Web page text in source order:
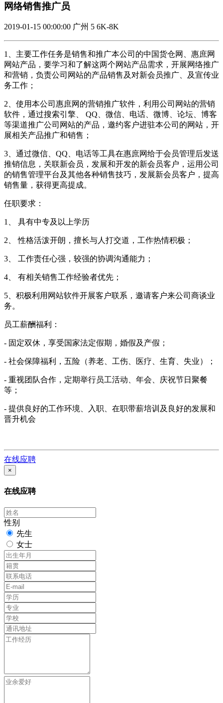
网络销售推广员
2019-01-15 00:00:00 广州 5 6K-8K
1、主要工作任务是销售和推广本公司的中国货仓网、惠庶网
网站产品，要学习和了解这两个网站产品需求，开展网络推广
和营销，负责公司网站的产品销售及对新会员推广、及宣传业
务工作；
2、使用本公司惠庶网的营销推广软件，利用公司网站的营销
软件，通过搜索引擎、 QQ、微信、电话、微博、论坛、博客
等渠道推广公司网站的产品，邀约客户进驻本公司的网站，开
展相关产品推广和销售；
3、通过微信、QQ、电话等工具在惠庶网给于会员管理后发送
推销信息，关联新会员，发展和开发的新会员客户，运用公司
的销售管理平台及其他各种销售技巧，发展新会员客户，提高
销售量，获得更高提成。
任职要求：
1、 具有中专及以上学历
2、 性格活泼开朗，擅长与人打交道，工作热情积极；
3、 工作责任心强，较强的协调沟通能力；
4、 有相关销售工作经验者优先；
5、积极利用网站软件开展客户联系，邀请客户来公司商谈业
务。
员工薪酬福利：
- 固定双休，享受国家法定假期，婚假及产假；
- 社会保障福利，五险（养老、工伤、医疗、生育、失业）；
- 重视团队合作，定期举行员工活动、年会、庆祝节日聚餐
等；
- 提供良好的工作环境、入职、在职带薪培训及良好的发展和
晋升机会
在线应聘
×
在线应聘
性别
先生
女士